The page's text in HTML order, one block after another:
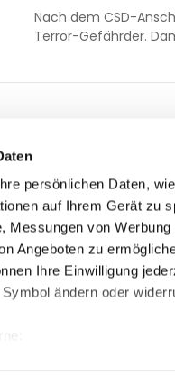
persönlichen Daten,
auf Ihrem Gerät zu
Messungen von Werbung
Angeboten zu
Ihre Einwilligung
ändern oder
Nach dem CSD-
Terror-Gefährder.
politik
reise
society
sport
unterhaltung
wohnen